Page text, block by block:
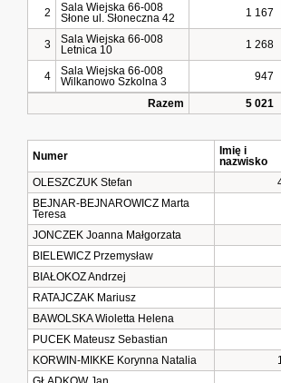
2
Sala Wiejska 66-008
Słone ul. Słoneczna 42
1 167
3
Sala Wiejska 66-008
Letnica 10
1 268
4
Sala Wiejska 66-008
Wilkanowo Szkolna 3
947
Razem 5 021
Numer
Imię i
nazwisko
OLESZCZUK Stefan
BEJNAR-BEJNAROWICZ Marta
Teresa
JONCZEK Joanna Małgorzata
BIELEWICZ Przemysław
BIAŁOKOZ Andrzej
RATAJCZAK Mariusz
BAWOLSKA Wioletta Helena
PUCEK Mateusz Sebastian
KORWIN-MIKKE Korynna Natalia